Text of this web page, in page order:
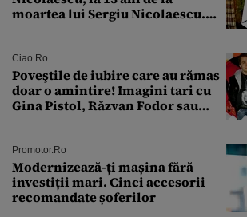
moartea lui Sergiu Nicolaescu.
Ciao.ro
Poveştile de iubire care au rămas
doar o amintire! Imagini tari cu
Gina Pistol, Răzvan Fodor sau
Promotor.ro
Modernizează-ți mașina fără
investiții mari. Cinci accesorii
recomandate șoferilor